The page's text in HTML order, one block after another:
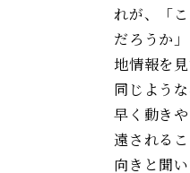
れが、「
だろうか
地情報を
同じよう
早く動き
遠される
向きと聞